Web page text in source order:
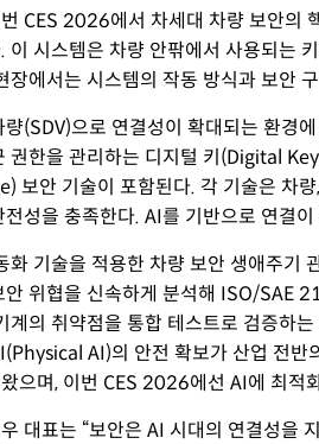
CES 2026에서 차세대 차량 보안
이 시스템은 차량 안팎에서 사용되는
장에서는 시스템의 작동 방식과 보안
량(SDV)으로 연결성이 확대되는 환경
권한을 관리하는 디지털 키(Digital
보안 기술이 포함된다. 각 기술은 차
성을 충족한다. AI를 기반으로 연결
화 기술을 적용한 차량 보안 생애주
안 위협을 신속하게 분석해 ISO/
계의 취약점을 통합 테스트로 검증하
AI)의 안전 확보가 산업 전반
으며, 이번 CES 2026에선 AI에 최적
대표는 “보안은 AI 시대의 연결성을